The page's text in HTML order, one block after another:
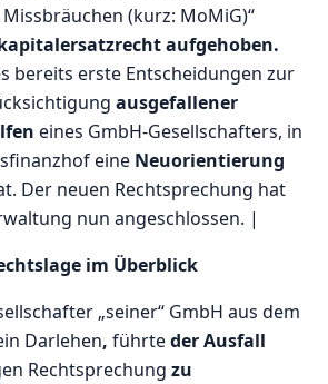
(kurz: MoMiG)“
aufgehoben.
bereits erste Entscheidungen zur
ausgefallener
eines GmbH-Gesellschafters, in
eine Neuorientierung
Der neuen Rechtsprechung hat
nun angeschlossen. |
im Überblick
„seiner“ GmbH aus dem
Darlehen, führteder Ausfall
Rechtsprechungzu